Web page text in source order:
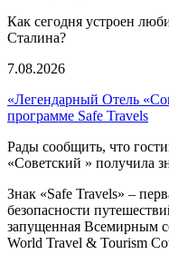
Как сегодня устроен
Сталина?
7.08.2026
«Легендарный Отель
программе Safe Travels
Рады сообщить, что
«Советский » получила
Знак «Safe Travels» –
безопасности
запущенная Всемирным
World Travel & Tourism